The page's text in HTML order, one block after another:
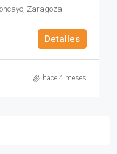
Zaragoza
Detalles
hace 4 meses